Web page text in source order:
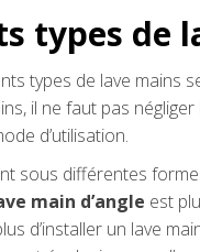
types de
types de lave mains
il ne faut pas négliger
d’utilisation.
sous différentes
main d’angle est
d’installer un lave